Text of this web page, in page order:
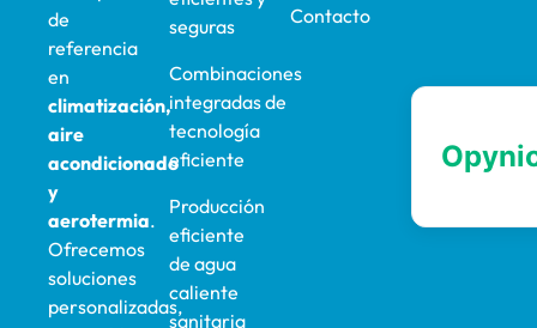
de
referencia
en
climatización,
aire
acondicionado
y
aerotermia.
Ofrecemos
soluciones
personalizadas,
seguras
Combinaciones
integradas de
tecnología
eficiente
Producción
eficiente
de agua
caliente
sanitaria
Contacto